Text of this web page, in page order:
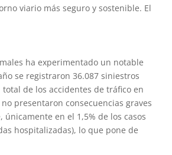
viario más seguro y sostenible. El
ha experimentado un notable
se registraron 36.087 siniestros
de los accidentes de tráfico en
presentaron consecuencias graves
en el 1,5% de los casos
hospitalizadas), lo que pone de